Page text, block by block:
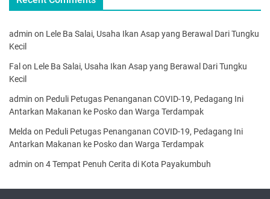
admin on Lele Ba Salai, Usaha Ikan Asap yang Berawal Dari Tungku
Kecil
Fal on Lele Ba Salai, Usaha Ikan Asap yang Berawal Dari Tungku
Kecil
admin on Peduli Petugas Penanganan COVID-19, Pedagang Ini
Antarkan Makanan ke Posko dan Warga Terdampak
Melda on Peduli Petugas Penanganan COVID-19, Pedagang Ini
Antarkan Makanan ke Posko dan Warga Terdampak
admin on 4 Tempat Penuh Cerita di Kota Payakumbuh